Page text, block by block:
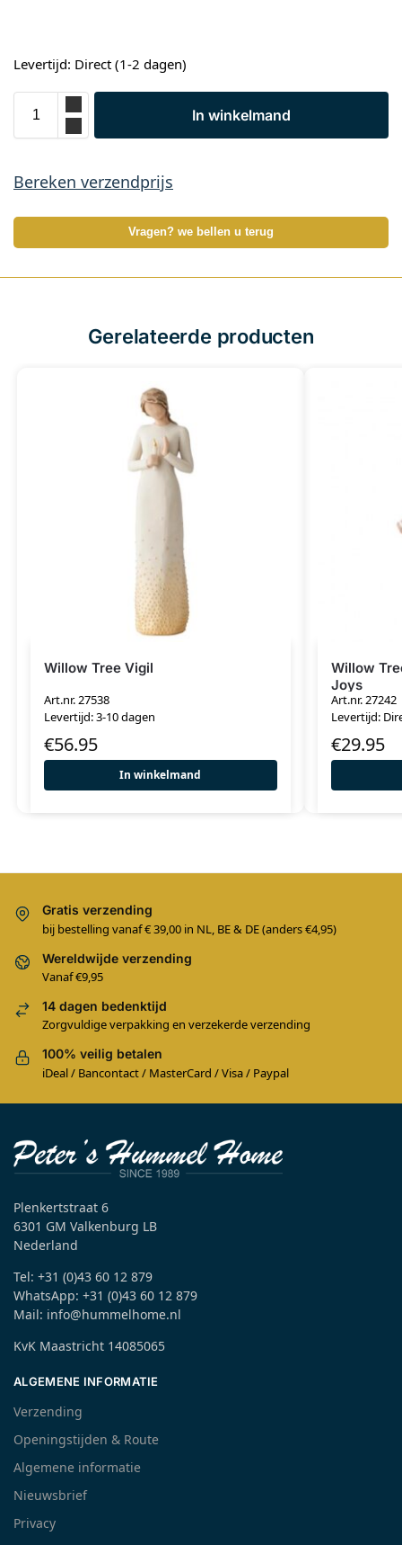
Levertijd: Direct (1-2 dagen)
In winkelmand
Bereken verzendprijs
Vragen? we bellen u terug
Gerelateerde producten
Willow Tree Vigil
Art.nr. 27538
Levertijd: 3-10 dagen
€56.95
In winkelmand
Willow
Joys
Art.nr. 27242
Levertijd:
€29.95
Gratis verzending
bij bestelling vanaf € 39,00 in NL, BE & DE (anders €4,95)
Wereldwijde verzending
Vanaf €9,95
14 dagen bedenktijd
Zorgvuldige verpakking en verzekerde verzending
100% veilig betalen
iDeal / Bancontact / MasterCard / Visa / Paypal
Plenkertstraat 6
6301 GM Valkenburg LB
Nederland
Tel: +31 (0)43 60 12 879
WhatsApp: +31 (0)43 60 12 879
Mail: info@hummelhome.nl
KvK Maastricht 14085065
ALGEMENE INFORMATIE
Verzending
Openingstijden & Route
Algemene informatie
Nieuwsbrief
Privacy